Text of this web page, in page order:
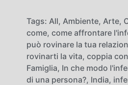
Tags: All, Ambiente, Arte,
come, come affrontare
può rovinare la tua
rovinarti la vita, coppia
Famiglia, In che modo
di una persona?, India,